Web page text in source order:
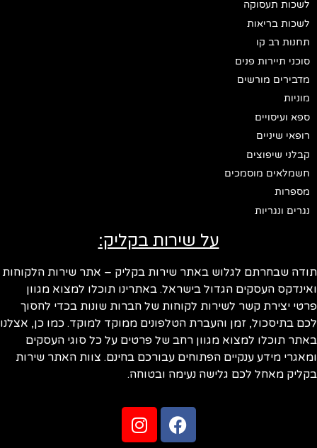
לשכות תעסוקה
לשכות בריאות
תחנות רב קו
סוכני תיירות פנים
מדבירים מורשים
מוניות
ספא ועיסויים
רופאי שיניים
קבלני שיפוצים
חשמלאים מוסמכים
מספרות
נגרים ונגריות
על שירות בקליק:
תודה שבחרתם לגלוש באתר שירות בקליק – אתר שירות הלקוחות
ואינדקס העסקים הגדול בישראל. באתרינו תוכלו למצוא מגוון
פרטי יצירת קשר לשירות לקוחות של חברות שונות בכדי לחסוך
לכם בתיסכול, זמן והעברת הטלפונים ממוקד למוקד. כמו כן, אצלנו
באתר תוכלו למצוא מגוון רחב של פרטים על כל סוגי העסקים
ומאגרי מידע ענקיים הפתוחים עבורכם בחינם. צוות האתר שירות
בקליק מאחל לכם גלישה נעימה ובטוחה.